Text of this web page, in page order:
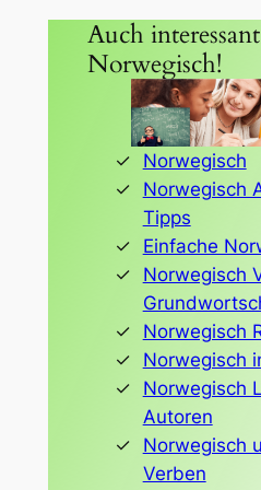
Auch
Norwegisch!
Norwegisch
Norwegisch
Tipps
Einfache
Norwegisch
Norwegisch
Norwegisch
Norwegisch
Autoren
Norwegisch
Verben